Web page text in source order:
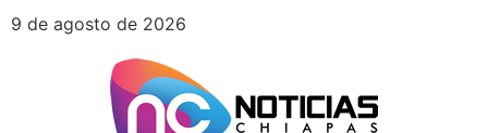
9 de agosto de 2026